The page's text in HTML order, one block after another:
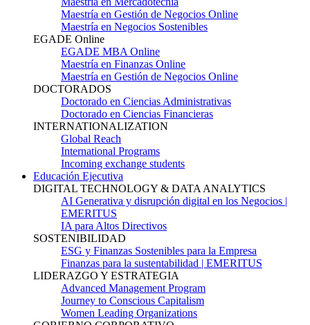
Maestría en Gestión de Negocios Online
Maestría en Negocios Sostenibles
EGADE Online
EGADE MBA Online
Maestría en Finanzas Online
Maestría en Gestión de Negocios Online
DOCTORADOS
Doctorado en Ciencias Administrativas
Doctorado en Ciencias Financieras
INTERNATIONALIZATION
Global Reach
International Programs
Incoming exchange students
Educación Ejecutiva
DIGITAL TECHNOLOGY & DATA ANALYTICS
AI Generativa y disrupción digital en los Negocios |
EMERITUS
IA para Altos Directivos
SOSTENIBILIDAD
ESG y Finanzas Sostenibles para la Empresa
Finanzas para la sustentabilidad | EMERITUS
LIDERAZGO Y ESTRATEGIA
Advanced Management Program
Journey to Conscious Capitalism
Women Leading Organizations